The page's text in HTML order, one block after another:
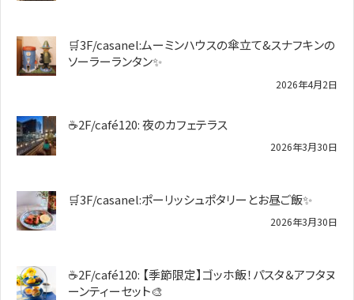
🛒3F/casanel:ムーミンハウスの傘立て&スナフキンの
ソーラーランタン✨️
2026年4月2日
☕2F/café120: 夜のカフェテラス
2026年3月30日
🛒3F/casanel:ポーリッシュポタリーとお昼ご飯✨
2026年3月30日
☕2F/café120: 【季節限定】ゴッホ飯！パスタ＆アフタヌ
ーンティーセット🎨